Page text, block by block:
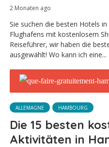
2 Monaten ago
Sie suchen die besten Hotels
Flughafens mit kostenlosem
Reiseführer, wir haben die
ausgewählt! Wo kann ich eine...
ALLEMAGNE HAMBOURG
Die 15 besten
Aktivitäten in